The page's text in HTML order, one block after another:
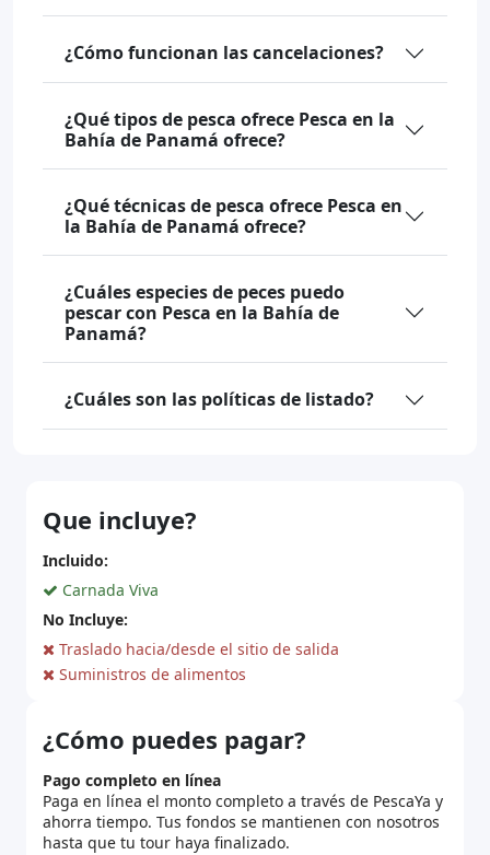
¿Cómo funcionan las cancelaciones?
¿Qué tipos de pesca ofrece Pesca en la
Bahía de Panamá ofrece?
¿Qué técnicas de pesca ofrece Pesca en
la Bahía de Panamá ofrece?
¿Cuáles especies de peces puedo
pescar con Pesca en la Bahía de
Panamá?
¿Cuáles son las políticas de listado?
Que incluye?
Incluido:
Carnada Viva
No Incluye:
Traslado hacia/desde el sitio de salida
Suministros de alimentos
¿Cómo puedes pagar?
Pago completo en línea
Paga en línea el monto completo a través de PescaYa y
ahorra tiempo. Tus fondos se mantienen con nosotros
hasta que tu tour haya finalizado.